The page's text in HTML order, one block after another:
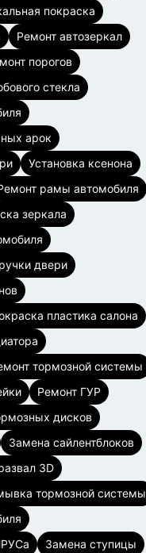
покраска
Ремонт автозеркал
порогов
стекла
арок
Установка ксенона
рамы автомобиля
зеркала
двери
пластика салона
тормозной системы
Ремонт ГУР
дисков
Замена сайлентблоков
3D
тормозной системы
Замена ступицы